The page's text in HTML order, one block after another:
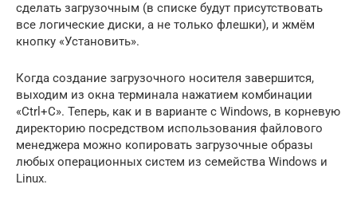
сделать загрузочным (в списке будут присутствовать
все логические диски, а не только флешки), и жмём
кнопку «Установить».
Когда создание загрузочного носителя завершится,
выходим из окна терминала нажатием комбинации
«Ctrl+C». Теперь, как и в варианте с Windows, в корневую
директорию посредством использования файлового
менеджера можно копировать загрузочные образы
любых операционных систем из семейства Windows и
Linux.